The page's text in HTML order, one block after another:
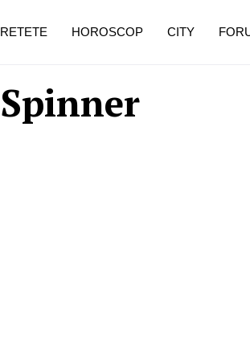
Spinner
RETETE HOROSCOP CITY
pe măsură ce înaintezi în vârstă